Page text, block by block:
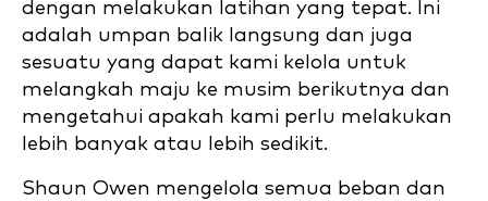
dengan melakukan latihan yang tepat. Ini
adalah umpan balik langsung dan juga
sesuatu yang dapat kami kelola untuk
melangkah maju ke musim berikutnya dan
mengetahui apakah kami perlu melakukan
lebih banyak atau lebih sedikit.
Shaun Owen mengelola semua beban dan